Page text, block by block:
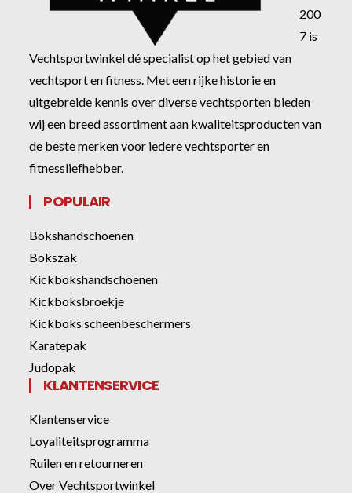
200
7 is
Vechtsportwinkel dé specialist op het gebied van
vechtsport en fitness. Met een rijke historie en
uitgebreide kennis over diverse vechtsporten bieden
wij een breed assortiment aan kwaliteitsproducten van
de beste merken voor iedere vechtsporter en
fitnessliefhebber.
POPULAIR
Bokshandschoenen
Bokszak
Kickbokshandschoenen
Kickboksbroekje
Kickboks scheenbeschermers
Karatepak
Judopak
KLANTENSERVICE
Klantenservice
Loyaliteitsprogramma
Ruilen en retourneren
Over Vechtsportwinkel